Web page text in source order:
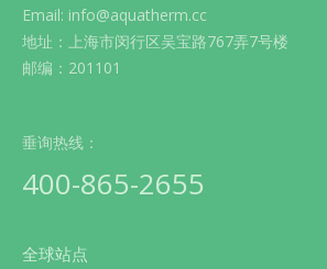
Email: info@aquatherm.cc
地址：上海市闵行区吴宝路767弄7号楼
邮编：201101
垂询热线：
400-865-2655
全球站点